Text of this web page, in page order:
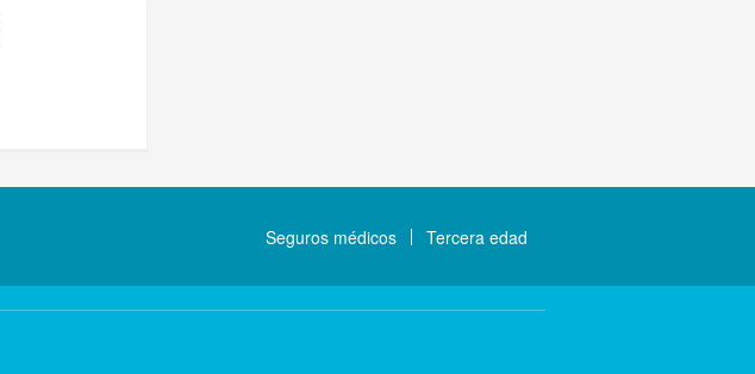
Seguros médicos Tercera edad